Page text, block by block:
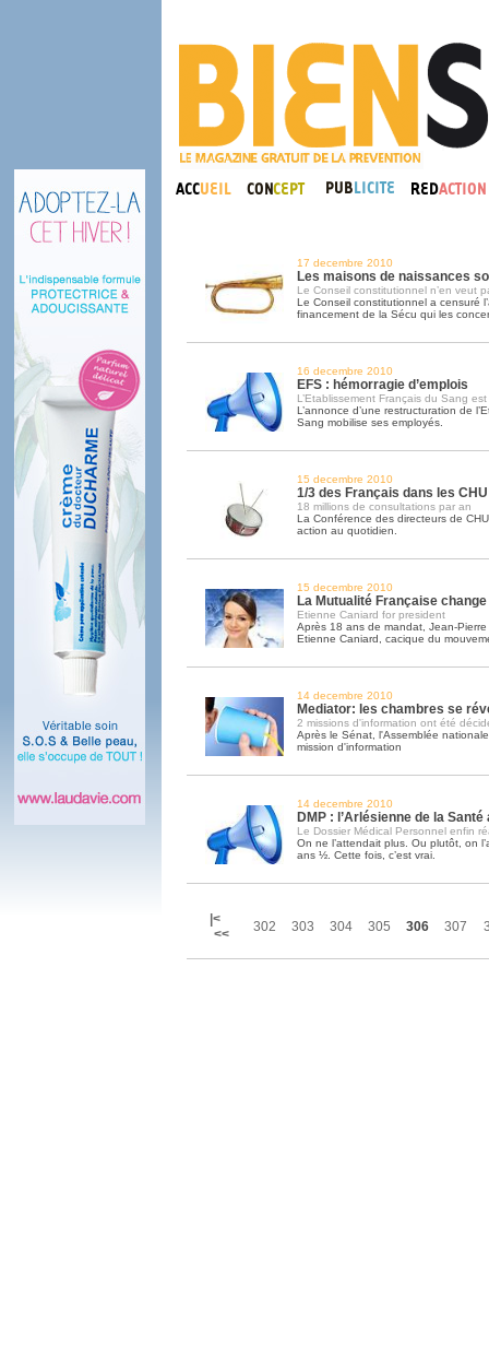
17 decembre 2010
Les maisons de naissances
Le Conseil constitutionnel n’en veut
Le Conseil constitutionnel a censuré
financement de la Sécu qui les
16 decembre 2010
EFS : hémorragie d’emplois
L’Etablissement Français du Sang
L’annonce d’une restructuration de
Sang mobilise ses employés.
15 decembre 2010
1/3 des Français dans les CHU
18 millions de consultations par an
La Conférence des directeurs de
action au quotidien.
15 decembre 2010
La Mutualité Française
Etienne Caniard for president
Après 18 ans de mandat, Jean-
Etienne Caniard, cacique du
14 decembre 2010
Mediator: les chambres se
2 missions d'information ont été
Après le Sénat, l'Assemblée
mission d'information
14 decembre 2010
DMP : l’Arlésienne de la
Le Dossier Médical Personnel enfin
On ne l’attendait plus. Ou plutôt, on
ans ½. Cette fois, c’est vrai.
|<
<<
302 303 304 305 306 307